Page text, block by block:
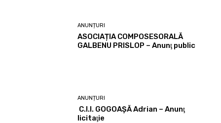
ANUNȚURI
ASOCIAȚIA COMPOSESORALĂ
GALBENU PRISLOP – Anunţ public
ANUNȚURI
C.I.I. GOGOAŞĂ Adrian – Anunţ
licitaţie